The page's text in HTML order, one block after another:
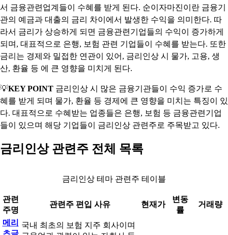
서 금융관련업계들이 수혜를 받게 된다. 순이자마진이란 금융기
관의 예금과 대출의 금리 차이에서 발생한 수익을 의미한다. 따
라서 금리가 상승하게 되면 금융관련기업들의 수익이 증가하게
되며, 대표적으로 은행, 보험 관련 기업들이 수혜를 받는다. 또한
금리는 경제와 밀접한 연관이 있어, 금리인상 시 물가, 고용, 생
산, 환율 등 에 큰 영향을 미치게 된다.
💡KEY POINT 금리인상 시 많은 금융기관들이 수익 증가로 수
혜를 받게 되며 물가, 환율 등 경제에 큰 영향을 미치는 특징이 있
다. 대표적으로 수혜받는 업종들은 은행, 보험 등 금융관련기업
들이 있으며 해당 기업들이 금리인상 관련주로 주목받고 있다.
금리인상 관련주 전체 목록
금리인상 테마 관련주 테이블
관련
주명
관련주 편입 사유 현재가
변동
률
거래량
메리
츠금
국내 최초의 보험 지주 회사이며